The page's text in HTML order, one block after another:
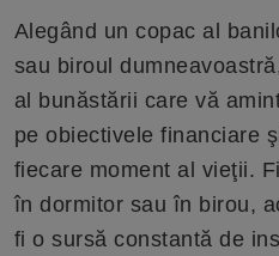
Alegând un copac al
sau biroul
al bunăstării care vă
pe obiectivele financiare
fiecare moment al vieţii.
în dormitor sau în birou,
fi o sursă constantă de